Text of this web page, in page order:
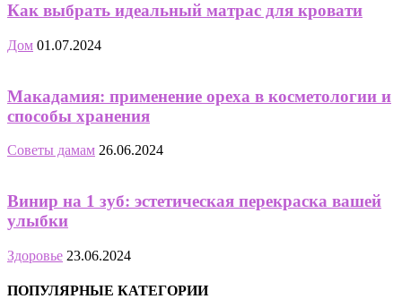
Как выбрать идеальный матрас для кровати
Дом 01.07.2024
Макадамия: применение ореха в косметологии и
способы хранения
Советы дамам 26.06.2024
Винир на 1 зуб: эстетическая перекраска вашей
улыбки
Здоровье 23.06.2024
ПОПУЛЯРНЫЕ КАТЕГОРИИ